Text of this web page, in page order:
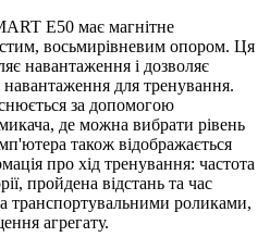
E50 має магнітне
восьмирівневим опором. Ця
навантаження і дозволяє
для тренування.
за допомогою
де можна вибрати рівень
також відображається
про хід тренування: частота
пройдена відстань та час
транспортувальними роликами,
агрегату.